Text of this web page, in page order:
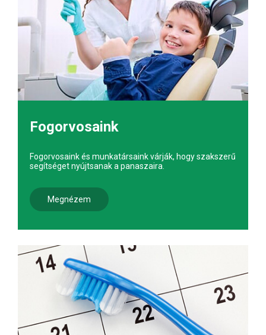
Fogorvosaink
Fogorvosaink és munkatársaink várják, hogy szakszerű
segítséget nyújtsanak a panaszaira.
Megnézem